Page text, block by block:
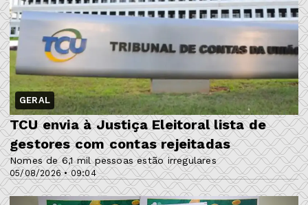
GERAL
05/08/2026 • 09:04
TCU envia à Justiça Eleitoral lista de
gestores com contas rejeitadas
Nomes de 6,1 mil pessoas estão irregulares